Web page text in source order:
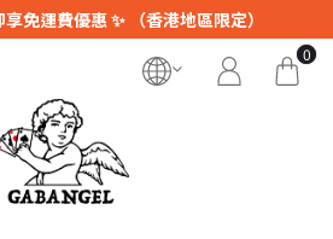
免運費優惠 ✨ （香港地區限定）
0